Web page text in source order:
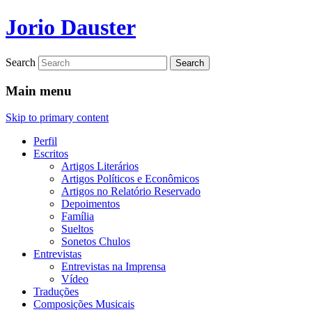
Jorio Dauster
Search
Main menu
Skip to primary content
Perfil
Escritos
Artigos Literários
Artigos Políticos e Econômicos
Artigos no Relatório Reservado
Depoimentos
Família
Sueltos
Sonetos Chulos
Entrevistas
Entrevistas na Imprensa
Vídeo
Traduções
Composições Musicais